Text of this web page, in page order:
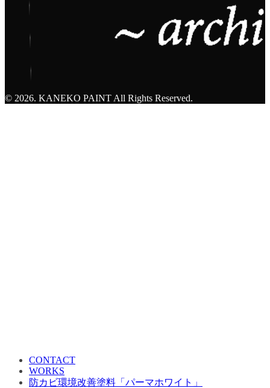
© 2026. KANEKO PAINT All Rights Reserved.
CONTACT
WORKS
防カビ環境改善塗料「パーマホワイト」